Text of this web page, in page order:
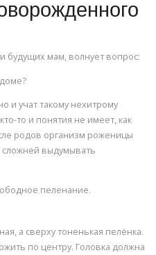
будущих мам, волнует вопрос:
и учат такому нехитрому
то и понятия не имеет, как
родов организм роженицы
сложней выдумывать
пеленание.
а сверху тоненькая пелёнка.
по центру. Головка должна